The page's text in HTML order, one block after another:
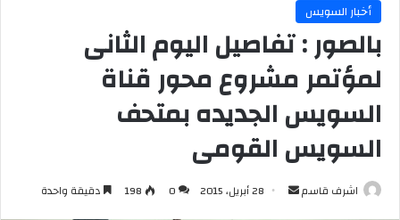
أخبار السويس
بالصور : تفاصيل اليوم الثانى
لمؤتمر مشروع محور قناة
السويس الجديده بمتحف
السويس القومى
اشرف قاسم
أرسل 28 أبريل، 2015 0
198 دقيقة واحدة